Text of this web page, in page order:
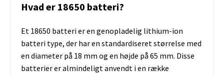
Hvad er 18650 batteri?
Et 18650 batteri er en genopladelig lithium-ion
batteri type, der har en standardiseret størrelse med
en diameter på 18 mm og en højde på 65 mm. Disse
batterier er almindeligt anvendt i en række